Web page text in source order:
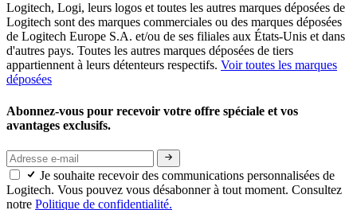
Logitech, Logi, leurs logos et toutes les autres marques déposées de
Logitech sont des marques commerciales ou des marques déposées
de Logitech Europe S.A. et/ou de ses filiales aux États-Unis et dans
d'autres pays. Toutes les autres marques déposées de tiers
appartiennent à leurs détenteurs respectifs. Voir toutes les marques
déposées
Abonnez-vous pour recevoir votre offre spéciale et vos
avantages exclusifs.
Je souhaite recevoir des communications personnalisées de
Logitech. Vous pouvez vous désabonner à tout moment. Consultez
notre Politique de confidentialité.